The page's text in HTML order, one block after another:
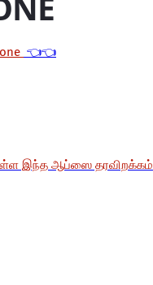
👈👈
இந்த ஆப்ஸை தரவிறக்கம்